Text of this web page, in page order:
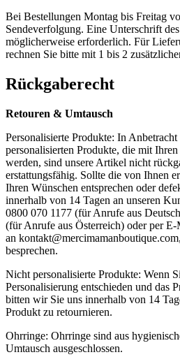
Bei Bestellungen Montag bis Freitag
Sendeverfolgung. Eine Unterschrift
möglicherweise erforderlich. Für
rechnen Sie bitte mit 1 bis 2
Rückgaberecht
Retouren & Umtausch
Personalisierte Produkte: In
personalisierten Produkte, die mit
werden, sind unsere Artikel nicht
erstattungsfähig. Sollte die von Ihnen
Ihren Wünschen entsprechen oder
innerhalb von 14 Tagen an unseren
0800 070 1177 (für Anrufe aus
(für Anrufe aus Österreich) oder per E-
an kontakt@mercimamanboutique.com
besprechen.
Nicht personalisierte Produkte: Wenn
Personalisierung entschieden und das
bitten wir Sie uns innerhalb von 14
Produkt zu retournieren.
Ohrringe: Ohrringe sind aus
Umtausch ausgeschlossen.